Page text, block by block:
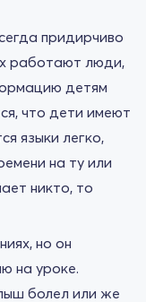
придирчиво
работают люди,
детям
что дети имеют
языки легко,
на ту или
никто, то
но он
на уроке.
болел или же